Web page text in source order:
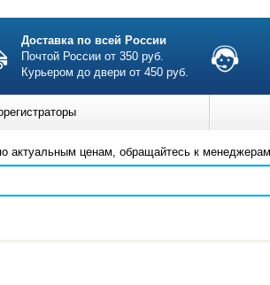
Доставка по всей России
Почтой России от 350 руб.
Курьером до двери от 450 руб.
актуальным ценам, обращайтесь к